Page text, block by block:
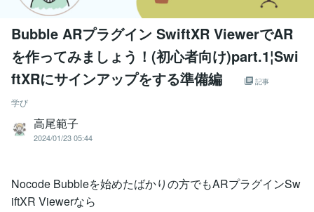
Bubble ARプラグイン SwiftXR ViewerでAR
を作ってみましょう！(初心者向け)part.1¦Swi
ftXRにサインアップをする準備編
記事
学び
高尾範子
2024/01/23 05:44
Nocode Bubbleを始めたばかりの方でもARプラグインSw
iftXR Viewerなら